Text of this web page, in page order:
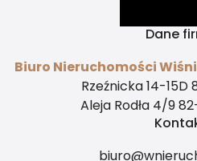
Dane
Biuro Nieruchomości
Rzeźnicka 14-
Aleja Rodła 4/9